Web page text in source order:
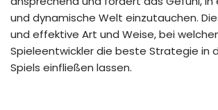
und dynamische Welt einzutauchen.
und effektive Art und Weise, bei
Spieleentwickler die beste Strategie in
Spiels einfließen lassen.